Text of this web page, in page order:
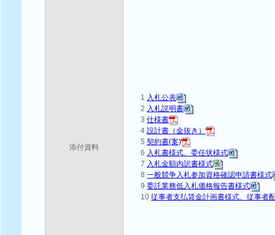
添付資料
1 入札公表
2 入札説明書
3仕様書
4設計書（金抜き）
5契約書(案)
6 入札書様式、委任状様式
7 入札金額内訳書様式
8一般競争入札参加資格確認申請書様式
9委託業務低入札価格報告書様式
10従事者支払賃金計画書様式、従事者